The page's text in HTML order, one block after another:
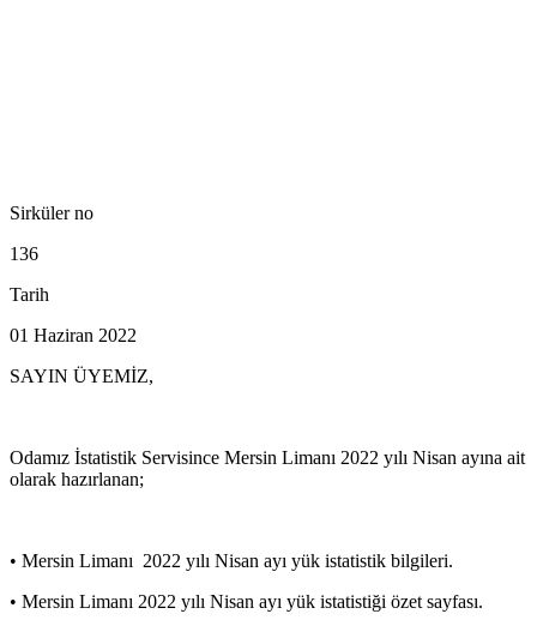
Sirküler no
136
Tarih
01 Haziran 2022
SAYIN ÜYEMİZ,
Odamız İstatistik Servisince Mersin Limanı 2022 yılı Nisan ayına ait
olarak hazırlanan;
• Mersin Limanı 2022 yılı Nisan ayı yük istatistik bilgileri.
• Mersin Limanı 2022 yılı Nisan ayı yük istatistiği özet sayfası.